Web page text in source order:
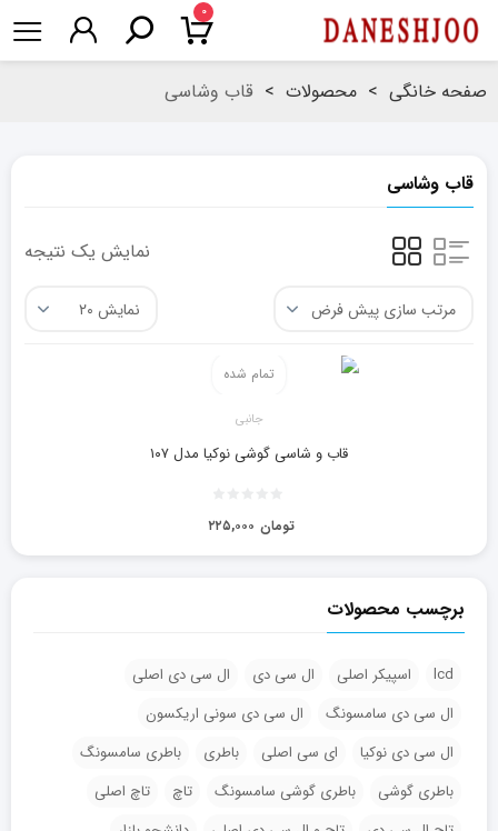
۰
صفحه خانگی > محصولات > قاب وشاسی
قاب وشاسی
نمایش یک نتیجه
تمام شده
جانبی
قاب و شاسی گوشی نوکیا مدل ۱۰۷
۲۲۵,۰۰۰ تومان
برچسب محصولات
lcd اسپیکر اصلی ال سی دی
ال سی دی اصلی
ال سی دی سامسونگ
ال سی دی سونی اریکسون
ال سی دی نوکیا
ای سی اصلی باطری
باطری سامسونگ
باطری گوشی
باطری گوشی سامسونگ تاچ
تاچ اصلی